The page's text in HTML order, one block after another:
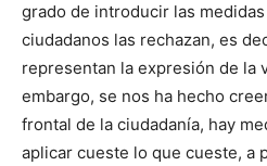
grado de introducir las
ciudadanos las rechazan, es
representan la expresión de la
embargo, se nos ha hecho
frontal de la ciudadanía, hay
aplicar cueste lo que cueste, a